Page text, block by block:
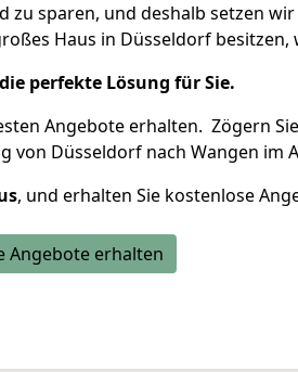
sparen, und deshalb setzen
Haus in Düsseldorf
perfekte Lösung für Sie.
Angebote erhalten. Zögern
von Düsseldorf nach Wangen im
, und erhalten Sie kostenlose
Angebote erhalten